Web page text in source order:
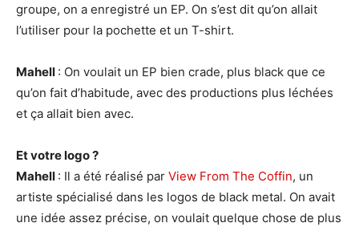
groupe, on a enregistré un EP. On s’est dit qu’on allait
l’utiliser pour la pochette et un T-shirt.
Mahell : On voulait un EP bien crade, plus black que ce
qu’on fait d’habitude, avec des productions plus léchées
et ça allait bien avec.
Et votre logo ?
Mahell : Il a été réalisé par View From The Coffin, un
artiste spécialisé dans les logos de black metal. On avait
une idée assez précise, on voulait quelque chose de plus